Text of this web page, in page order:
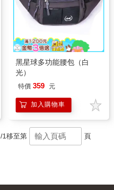
黑星球多功能腰包（白
光）
特價 359 元
加入購物車
/1移至第 頁